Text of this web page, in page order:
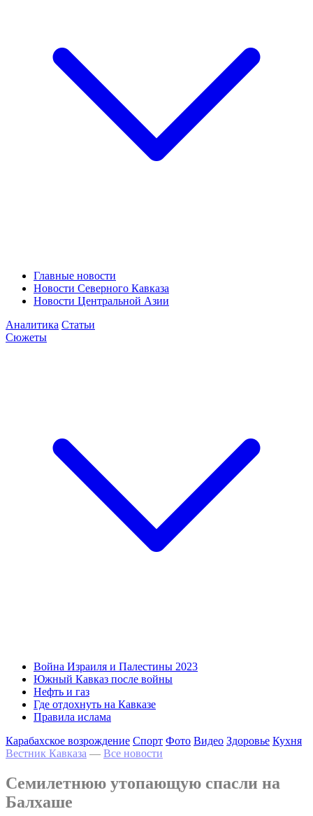
Главные новости
Новости Северного Кавказа
Новости Центральной Азии
Аналитика Статьи
Сюжеты
Война Израиля и Палестины 2023
Южный Кавказ после войны
Нефть и газ
Где отдохнуть на Кавказе
Правила ислама
Карабахское возрождение Спорт Фото Видео Здоровье Кухня
Вестник Кавказа — Все новости
Семилетнюю утопающую спасли на
Балхаше